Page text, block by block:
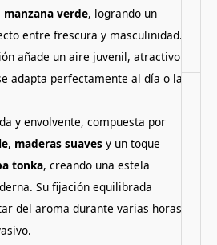
manzana verde, logrando un
entre frescura y masculinidad.
añade un aire juvenil, atractivo
adapta perfectamente al día o la
y envolvente, compuesta por
, maderas suavesy un toque
tonka, creando una estela
Su fijación equilibrada
del aroma durante varias horas